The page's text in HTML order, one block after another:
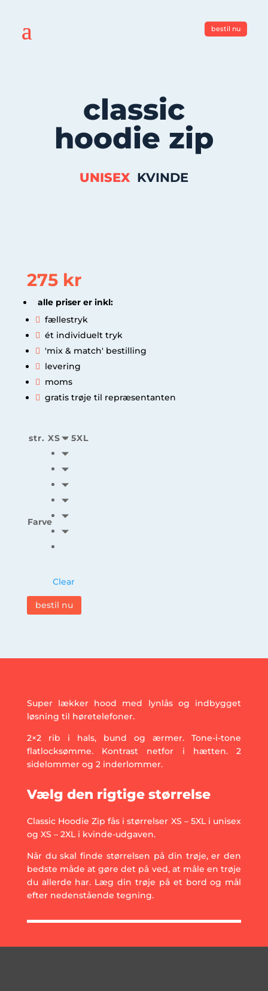
bestil nu
classic
hoodie zip
UNISEX KVINDE
275 kr
alle priser er inkl:
 fællestryk
 ét individuelt tryk
 'mix & match' bestilling
 levering
 moms
 gratis trøje til repræsentanten
str. XS – 5XL
Farve
Clear
bestil nu
Super lækker hood med lynlås og indbygget
løsning til høretelefoner.
2×2 rib i hals, bund og ærmer. Tone-i-tone
flatlocksømme. Kontrast netfor i hætten. 2
sidelommer og 2 inderlommer.
Vælg den rigtige størrelse
Classic Hoodie Zip fås i størrelser XS – 5XL i unisex
og XS – 2XL i kvinde-udgaven.
Når du skal finde størrelsen på din trøje, er den
bedste måde at gøre det på ved, at måle en trøje
du allerde har. Læg din trøje på et bord og mål
efter nedenstående tegning.